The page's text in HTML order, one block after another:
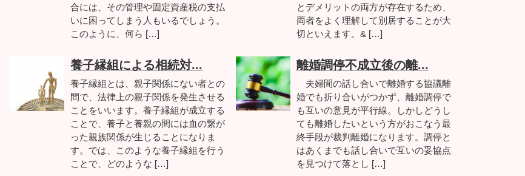
合には、その管理や固定資産税の支払
いに困ってしまう人もいるでしょう。
このように、何ら […]
とデメリットの両方が存在するため、
両者をよく理解して別居することが大
切といえます。& […]
養子縁組による相続対...
養子縁組とは、親子関係にない者との
間で、法律上の親子関係を発生させる
ことをいいます。養子縁組が成立する
ことで、養子と養親の間には血の繋が
った親族関係が生じることになりま
す。では、このような養子縁組を行う
ことで、どのような […]
離婚調停不成立後の離...
夫婦間の話し合いで離婚する協議離
婚でも折り合いがつかず、離婚調停で
も互いの意見が平行線。しかしどうし
ても離婚したいという方がおこなう最
終手段が裁判離婚になります。調停と
はあくまでも話し合いで互いの妥協点
を見つけて落とし […]